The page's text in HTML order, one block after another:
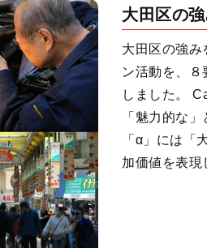
大田区の
大田区の強み
ン活動を、
しました。
「魅力的な
「α」には「
加価値を表現